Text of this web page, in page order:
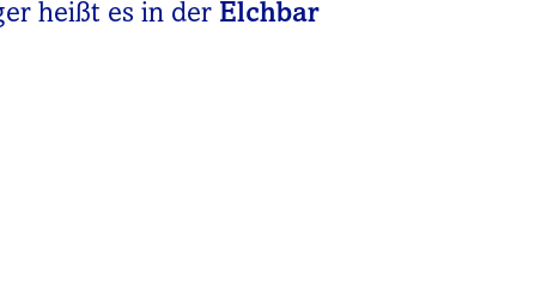
heißt es in der Elchbar